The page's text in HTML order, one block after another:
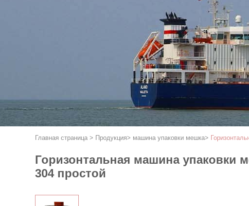
Главная страница > Продукция> машина упаковки мешка>
Горизонтальная машина упаковки
304 простой